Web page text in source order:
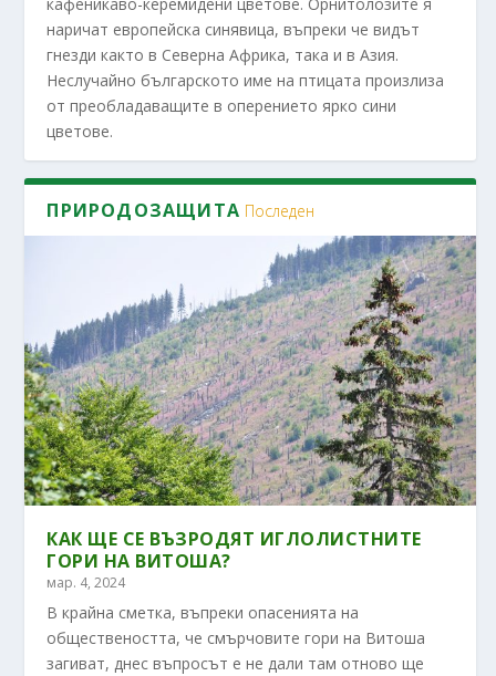
наричат европейска синявица, въпреки че видът
гнезди както в Северна Африка, така и в Азия.
Неслучайно българското име на птицата произлиза
от преобладаващите в оперението ярко сини
цветове.
ПРИРОДОЗАЩИТА Последен
КАК ЩЕ СЕ ВЪЗРОДЯТ ИГЛОЛИСТНИТЕ
ГОРИ НА ВИТОША?
мар. 4, 2024
В крайна сметка, въпреки опасенията на
обществеността, че смърчовите гори на Витоша
загиват, днес въпросът е не дали там отново ще